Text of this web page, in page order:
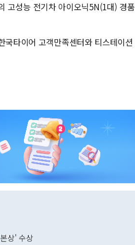
고성능 전기차 아이오닉5N(1대) 경품
타이어 고객만족센터와 티스테이션
상' 수상